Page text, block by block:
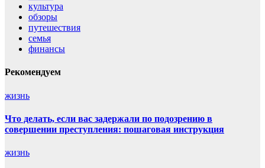
культура
обзоры
путешествия
семья
финансы
Рекомендуем
жизнь
Что делать, если вас задержали по подозрению в
совершении преступления: пошаговая инструкция
жизнь